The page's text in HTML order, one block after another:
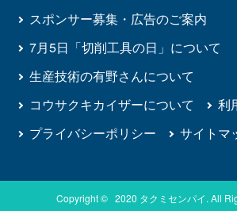
スポンサー募集・広告のご案内
7月5日「切削工具の日」について
生産技術の有野さんについて
コウサクキカイザーについて
利
プライバシーポリシー
サイトマ
Copyright © 2020 タクミセンパイ. All